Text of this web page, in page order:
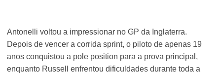
Antonelli voltou a impressionar no GP da Inglaterra.
Depois de vencer a corrida sprint, o piloto de apenas 19
anos conquistou a pole position para a prova principal,
enquanto Russell enfrentou dificuldades durante toda a